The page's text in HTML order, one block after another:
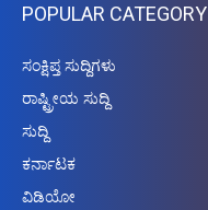
POPULAR CATEGORY
ಸಂಕ್ಷಿಪ್ತ ಸುದ್ದಿಗಳು
ರಾಷ್ಟ್ರೀಯ ಸುದ್ದಿ
ಸುದ್ದಿ
ಕರ್ನಾಟಕ
ವಿಡಿಯೋ